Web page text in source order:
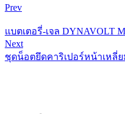
Prev
แบตเตอรี่-เจล DYNAVOLT
Next
ชุดน็อตยึดคาริเปอร์หน้าเหลี่ย